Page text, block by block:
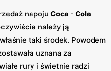
napoju Coca - Cola
należy ją
taki środek. Powodem
uznana za
rury i świetnie radzi